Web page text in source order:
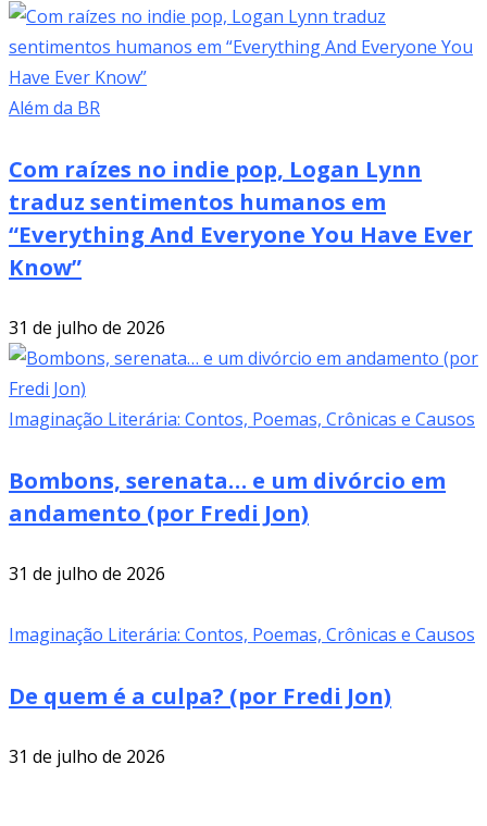
Além da BR
Com raízes no indie pop, Logan Lynn
traduz sentimentos humanos em
“Everything And Everyone You Have Ever
Know”
31 de julho de 2026
Imaginação Literária: Contos, Poemas, Crônicas e Causos
Bombons, serenata… e um divórcio em
andamento (por Fredi Jon)
31 de julho de 2026
Imaginação Literária: Contos, Poemas, Crônicas e Causos
De quem é a culpa? (por Fredi Jon)
31 de julho de 2026